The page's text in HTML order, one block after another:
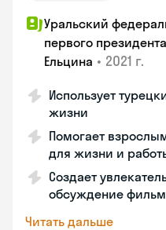
Уральский
первого
Ельцина • 2021 г.
Использует
жизни
Помогает
для жизни и
Создает
обсуждение
Читать дальше